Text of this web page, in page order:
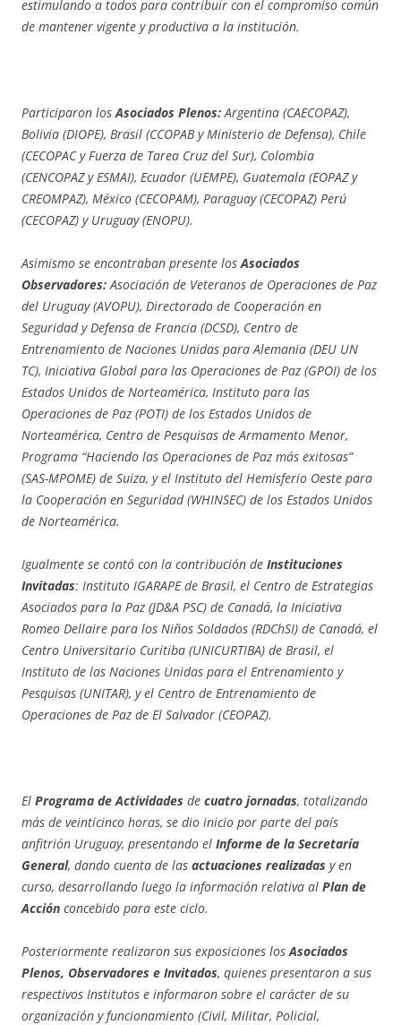
estimulando a todos para contribuir con el compromiso común
de mantener vigente y productiva a la institución.
Participaron losAsociados Plenos:Argentina (CAECOPAZ),
Bolivia (DIOPE), Brasil (CCOPAB y Ministerio de Defensa), Chile
(CECOPAC y Fuerza de Tarea Cruz del Sur), Colombia
(CENCOPAZ y ESMAI), Ecuador (UEMPE), Guatemala (EOPAZ y
CREOMPAZ), México (CECOPAM), Paraguay (CECOPAZ) Perú
(CECOPAZ) y Uruguay (ENOPU).
Asimismo se encontraban presente losAsociados
Observadores:Asociación de Veteranos de Operaciones de Paz
del Uruguay (AVOPU), Directorado de Cooperación en
Seguridad y Defensa de Francia (DCSD), Centro de
Entrenamiento de Naciones Unidas para Alemania (DEU UN
TC), Iniciativa Global para las Operaciones de Paz (GPOI) de los
Estados Unidos de Norteamérica, Instituto para las
Operaciones de Paz (POTI) de los Estados Unidos de
Norteamérica, Centro de Pesquisas de Armamento Menor,
Programa “Haciendo las Operaciones de Paz más exitosas”
(SAS-MPOME) de Suiza, y el Instituto del Hemisferio Oeste para
la Cooperación en Seguridad (WHINSEC) de los Estados Unidos
de Norteamérica.
Igualmente se contó con la contribución de Instituciones
Invitadas: Instituto IGARAPE de Brasil, el Centro de Estrategias
Asociados para la Paz (JD&A PSC) de Canadá, la Iniciativa
Romeo Dellaire para los Niños Soldados (RDChSI) de Canadá, el
Centro Universitario Curitiba (UNICURTIBA) de Brasil, el
Instituto de las Naciones Unidas para el Entrenamiento y
Pesquisas (UNITAR), y el Centro de Entrenamiento de
Operaciones de Paz de El Salvador (CEOPAZ).
El Programa de Actividades de cuatro jornadas, totalizando
más de veinticinco horas, se dio inicio por parte del país
anfitrión Uruguay, presentando el Informe de la Secretaría
General, dando cuenta de las actuaciones realizadas y en
curso, desarrollando luego la información relativa al Plan de
Acción concebido para este ciclo.
Posteriormente realizaron sus exposiciones losAsociados
Plenos, Observadores e Invitados, quienes presentaron a sus
respectivos Institutos e informaron sobre el carácter de su
organización y funcionamiento (Civil, Militar, Policial,